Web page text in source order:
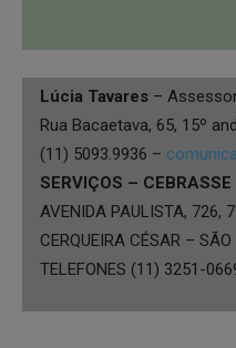
Lúcia Tavares –
Rua Bacaetava, 65, 15º
(11) 5093.9936 –
SERVIÇOS – CEBRASSE
AVENIDA PAULISTA, 726,
CERQUEIRA CÉSAR –
TELEFONES (11) 3251-